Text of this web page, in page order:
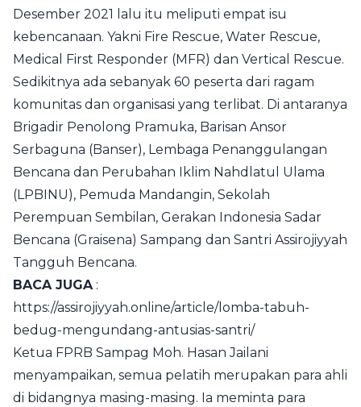
Desember 2021 lalu itu meliputi empat isu
kebencanaan. Yakni Fire Rescue, Water Rescue,
Medical First Responder (MFR) dan Vertical Rescue.
Sedikitnya ada sebanyak 60 peserta dari ragam
komunitas dan organisasi yang terlibat. Di antaranya
Brigadir Penolong Pramuka, Barisan Ansor
Serbaguna (Banser), Lembaga Penanggulangan
Bencana dan Perubahan Iklim Nahdlatul Ulama
(LPBINU), Pemuda Mandangin, Sekolah
Perempuan Sembilan, Gerakan Indonesia Sadar
Bencana (Graisena) Sampang dan Santri Assirojiyyah
Tangguh Bencana.
BACA JUGA :
https://assirojiyyah.online/article/lomba-tabuh-
bedug-mengundang-antusias-santri/
Ketua FPRB Sampag Moh. Hasan Jailani
menyampaikan, semua pelatih merupakan para ahli
di bidangnya masing-masing. Ia meminta para